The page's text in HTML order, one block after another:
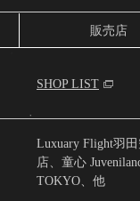
販売店
SHOP LIST
Luxuary Flight羽
店、童心
TOKYO、他